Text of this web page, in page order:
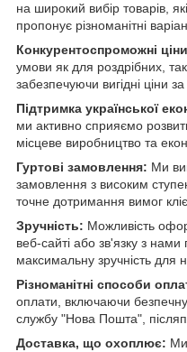
на широкий вибір товарів,
пропонує різноманітні
Конкурентоспроможні
умови як для роздрібних,
забезпечуючи вигідні ціни за
Підтримка української
ми активно сприяємо
місцеве виробництво та
Гуртові замовлення: Ми
замовлення з високим
точне дотримання вимог
Зручність: Можливість
веб-сайті або зв'язку з
максимальну зручність для
Різноманітні способи
оплати, включаючи
службу "Нова Пошта",
Доставка, що охоплює: Ми